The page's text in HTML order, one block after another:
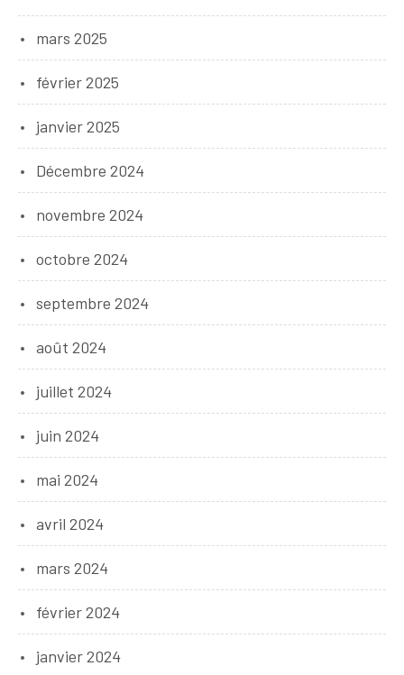
mars 2025
février 2025
janvier 2025
Décembre 2024
novembre 2024
octobre 2024
septembre 2024
août 2024
juillet 2024
juin 2024
mai 2024
avril 2024
mars 2024
février 2024
janvier 2024